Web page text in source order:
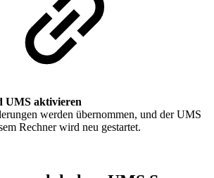
UMS aktivieren
werden übernommen, und der UMS
Rechner wird neu gestartet.